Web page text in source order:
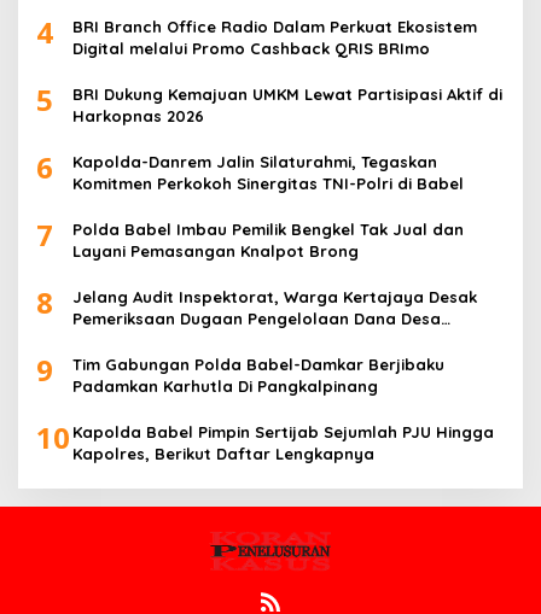
4
BRI Branch Office Radio Dalam Perkuat Ekosistem
Digital melalui Promo Cashback QRIS BRImo
5
BRI Dukung Kemajuan UMKM Lewat Partisipasi Aktif di
Harkopnas 2026
6
Kapolda-Danrem Jalin Silaturahmi, Tegaskan
Komitmen Perkokoh Sinergitas TNI-Polri di Babel
7
Polda Babel Imbau Pemilik Bengkel Tak Jual dan
Layani Pemasangan Knalpot Brong
8
Jelang Audit Inspektorat, Warga Kertajaya Desak
Pemeriksaan Dugaan Pengelolaan Dana Desa
9
Tim Gabungan Polda Babel-Damkar Berjibaku
Padamkan Karhutla Di Pangkalpinang
10 Kapolda Babel Pimpin Sertijab Sejumlah PJU Hingga
Kapolres, Berikut Daftar Lengkapnya